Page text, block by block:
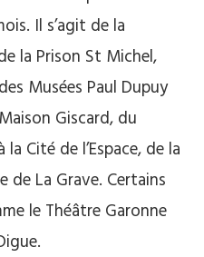
Il s’agit de la
la Prison St Michel,
Musées Paul Dupuy
Giscard, du
Cité de l’Espace, de la
de La Grave. Certains
le Théâtre Garonne